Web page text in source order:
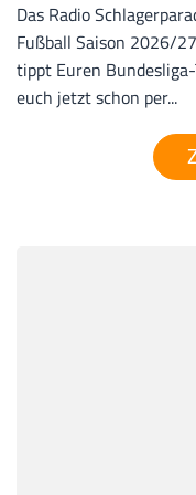
Das Radio
Fußball Saison 2026/
tippt Euren
euch jetzt schon per...